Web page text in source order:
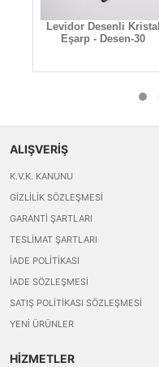
Levidor Desenli Kristal
Eşarp - Desen-30
ALIŞVERİŞ
K.V.K. KANUNU
GIZLILIK SÖZLEŞMESI
GARANTI ŞARTLARI
TESLIMAT ŞARTLARI
İADE POLITIKASI
İADE SÖZLEŞMESI
SATIŞ POLITIKASI SÖZLEŞMESI
YENI ÜRÜNLER
HİZMETLER